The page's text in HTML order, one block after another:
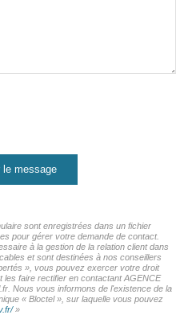
le message
sont enregistrées dans un fichier
pour gérer votre demande de contact.
à la gestion de la relation client dans
et sont destinées à nos conseillers
», vous pouvez exercer votre droit
faire rectifier en contactant AGENCE
Nous vous informons de l'existence de la
« Bloctel », sur laquelle vous pouvez
»